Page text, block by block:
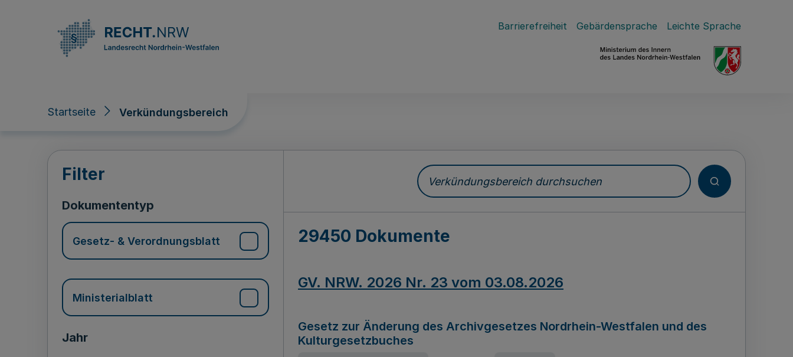
Barrierefreiheit Gebärdensprache Leichte Sprache
Startseite Verkündungsbereich
Verkündungsbereich
Filter
Dokumententyp
Gesetz- & Verordnungsblatt
Ministerialblatt
Jahr
Verkündungsbereich durchsuchen
29450 Dokumente
GV. NRW. 2026 Nr. 23 vom 03.08.2026
Gesetz zur Änderung des Archivgesetzes Nordrhein-Westfalen und des
Kulturgesetzbuches